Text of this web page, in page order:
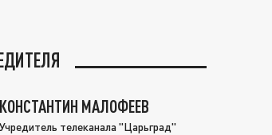
КОНСТАНТИН МАЛОФЕЕВ
Учредитель телеканала "Царьград"